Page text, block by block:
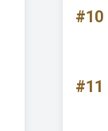
#10
#11